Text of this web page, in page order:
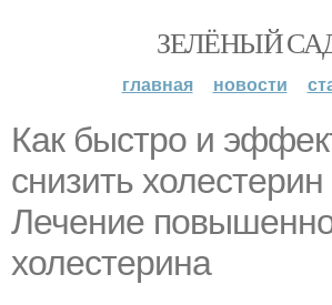
ЗЕЛЁНЫЙ
главная новости
Как быстро и
снизить
Лечение
холестерина